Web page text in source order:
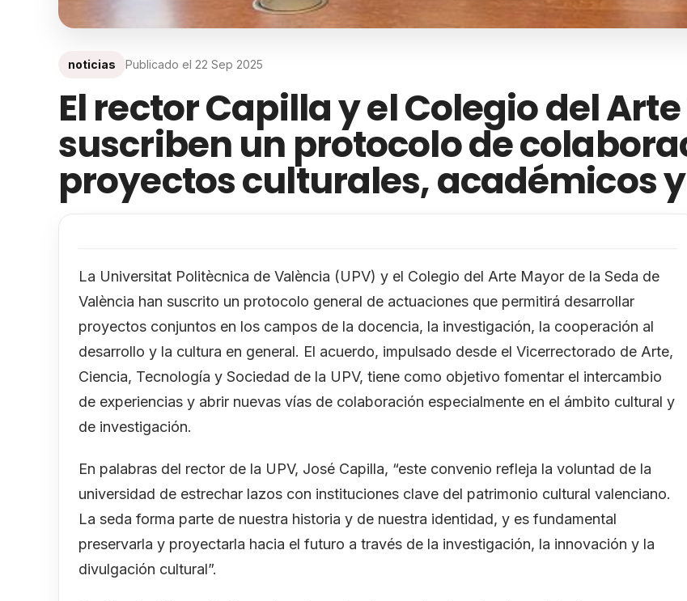
noticias Publicado el 22 Sep 2025
El rector Capilla y el Colegio del
suscriben un protocolo de
proyectos culturales, académicos
La Universitat Politècnica de València (UPV) y el Colegio del Arte Mayor de la Seda de
València han suscrito un protocolo general de actuaciones que permitirá desarrollar
proyectos conjuntos en los campos de la docencia, la investigación, la cooperación al
desarrollo y la cultura en general. El acuerdo, impulsado desde el Vicerrectorado de Arte,
Ciencia, Tecnología y Sociedad de la UPV, tiene como objetivo fomentar el intercambio
de experiencias y abrir nuevas vías de colaboración especialmente en el ámbito cultural y
de investigación.
En palabras del rector de la UPV, José Capilla, “este convenio refleja la voluntad de la
universidad de estrechar lazos con instituciones clave del patrimonio cultural valenciano.
La seda forma parte de nuestra historia y de nuestra identidad, y es fundamental
preservarla y proyectarla hacia el futuro a través de la investigación, la innovación y la
divulgación cultural”.